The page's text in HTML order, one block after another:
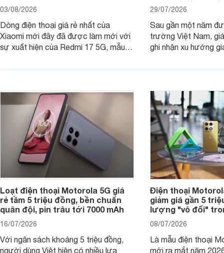
03/08/2026
Dòng điện thoại giá rẻ nhất của
Xiaomi mới đây đã được làm mới với
sự xuất hiện của Redmi 17 5G, mẫu
29/07/2026
Sau gần một năm
trường Việt Nam,
ghi nhận xu hướng
Loạt điện thoại Motorola 5G giá
rẻ tầm 5 triệu đồng, bền chuẩn
quân đội, pin trâu tới 7000 mAh
16/07/2026
Với ngân sách khoảng 5 triệu đồng,
người dùng Việt hiện có nhiều lựa
Điện thoại
giảm giá gần 5
lượng "vô đối"
08/07/2026
Là mẫu điện thoại
mới ra mắt năm